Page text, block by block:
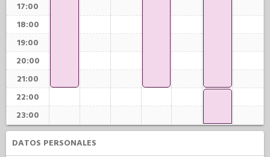
17:00
18:00
19:00
20:00
21:00
22:00
23:00
DATOS PERSONALES